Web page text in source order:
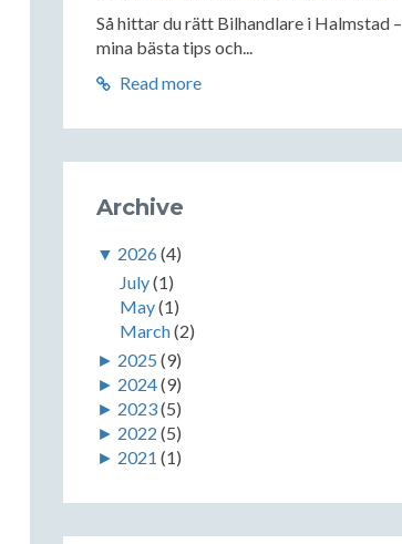
Så hittar du rätt Bilhandlare i Halmstad –
mina bästa tips och...
Read more
Archive
▼ 2026(4)
July(1)
May(1)
March(2)
► 2025 (9)
► 2024(9)
► 2023(5)
► 2022 (5)
► 2021 (1)